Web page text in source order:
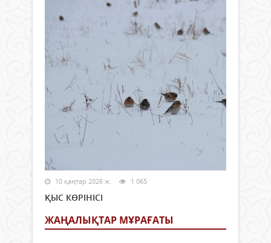
10 қаңтар 2026 ж. 1 065
ҚЫС КӨРІНІСІ
ЖАҢАЛЫҚТАР МҰРАҒАТЫ